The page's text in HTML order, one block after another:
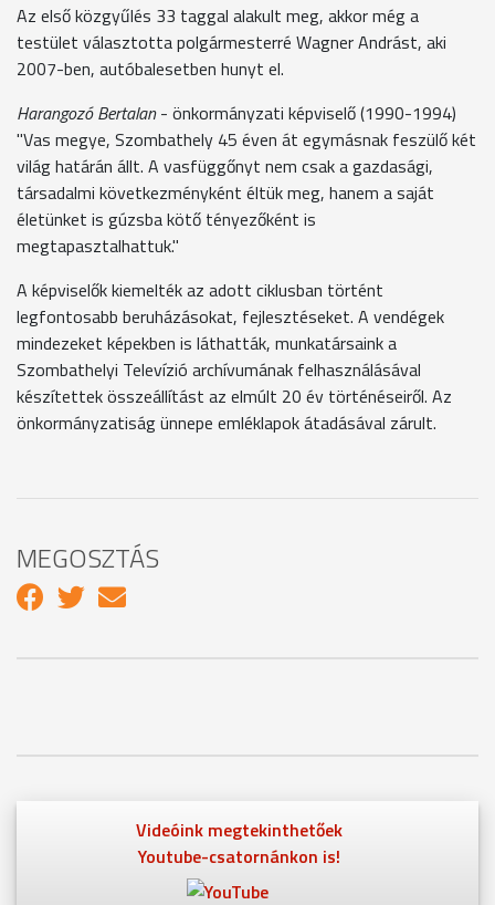
Az első közgyűlés 33 taggal alakult meg, akkor még a
testület választotta polgármesterré Wagner Andrást, aki
2007-ben, autóbalesetben hunyt el.
Harangozó Bertalan- önkormányzati képviselő (1990-1994)
"Vas megye, Szombathely 45 éven át egymásnak feszülő két
világ határán állt. A vasfüggőnyt nem csak a gazdasági,
társadalmi következményként éltük meg, hanem a saját
életünket is gúzsba kötő tényezőként is
megtapasztalhattuk."
A képviselők kiemelték az adott ciklusban történt
legfontosabb beruházásokat, fejlesztéseket. A vendégek
mindezeket képekben is láthatták, munkatársaink a
Szombathelyi Televízió archívumának felhasználásával
készítettek összeállítást az elmúlt 20 év történéseiről. Az
önkormányzatiság ünnepe emléklapok átadásával zárult.
MEGOSZTÁS
Videóink megtekinthetőek
Youtube-csatornánkon is!